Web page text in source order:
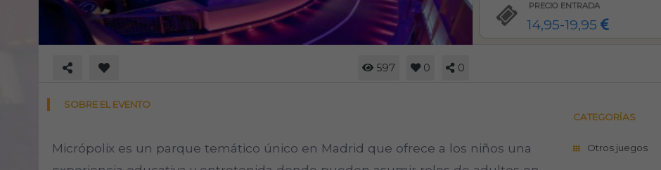
PRECIO ENTRADA
14,95-19,95
597 0 0
SOBRE EL EVENTO
Micrópolix es un parque temático único en Madrid que ofrece a los niños una
CATEGORÍAS
Otros juegos